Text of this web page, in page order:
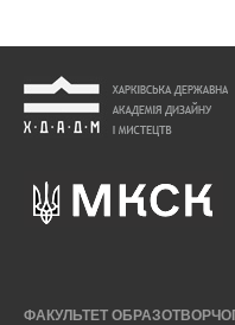
ФАКУЛЬТЕТ